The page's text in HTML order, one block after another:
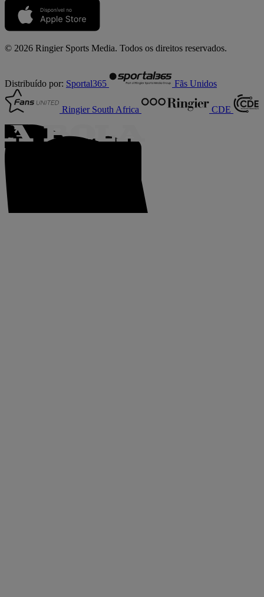
© 2026 Ringier Sports Media. Todos os direitos reservados.
Distribuído por: Sportal365 Fãs Unidos
Ringier South Africa CDE